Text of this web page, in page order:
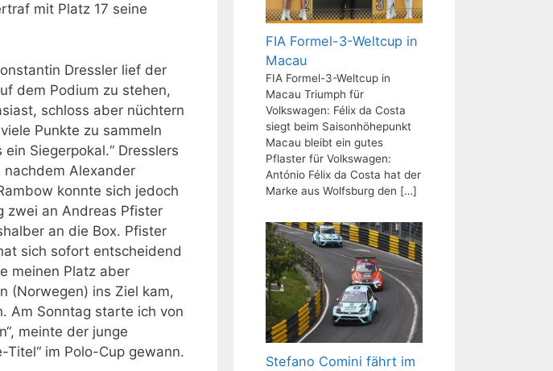
mit Platz 17 seine
Dressler lief der
dem Podium zu stehen,
schloss aber nüchtern
Punkte zu sammeln
Siegerpokal.“ Dresslers
nachdem Alexander
konnte sich jedoch
zwei an Andreas Pfister
an die Box. Pfister
sich sofort entscheidend
meinen Platz aber
(Norwegen) ins Ziel kam,
Am Sonntag starte ich von
meinte der junge
Titel“ im Polo-Cup gewann.
FIA Formel-3-Weltcup in
Macau
FIA Formel-3-Weltcup in
Macau Triumph für
Volkswagen: Félix da Costa
siegt beim Saisonhöhepunkt
Macau bleibt ein gutes
Pflaster für Volkswagen:
António Félix da Costa hat der
Marke aus Wolfsburg den […]
Stefano Comini fährt im